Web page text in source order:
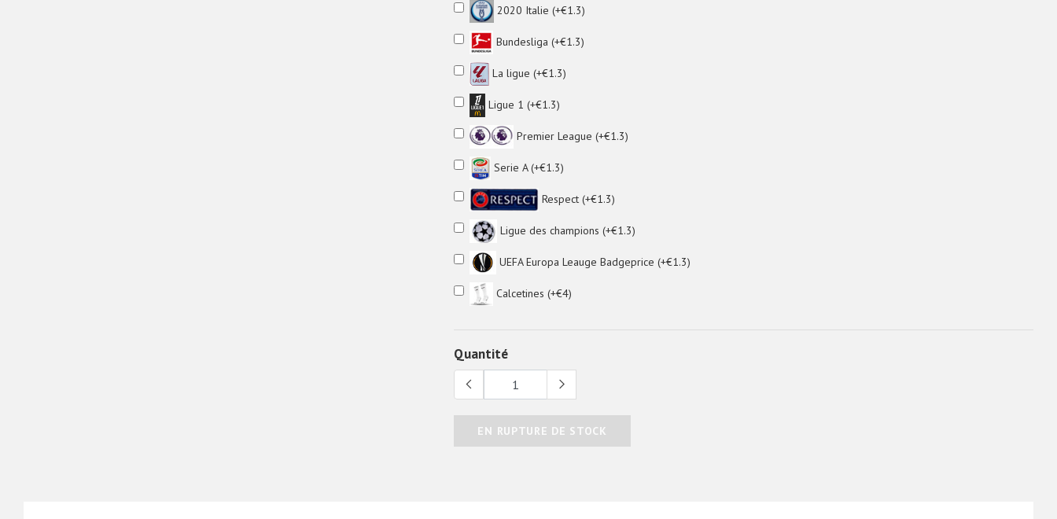
2020 Italie (+€1.3)
Bundesliga (+€1.3)
La ligue (+€1.3)
Ligue 1 (+€1.3)
Premier League (+€1.3)
Serie A (+€1.3)
Respect (+€1.3)
Ligue des champions (+€1.3)
UEFA Europa Leauge Badgeprice (+€1.3)
Calcetines (+€4)
Quantité
EN RUPTURE DE STOCK